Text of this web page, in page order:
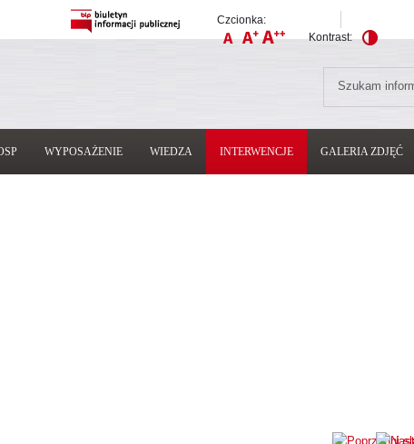
Czcionka:
Kontrast:
WYPOSAŻENIE WIEDZA INTERWENCJE GALERIA ZDJĘĆ